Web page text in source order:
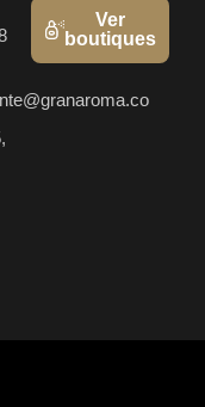
Ver
boutiques